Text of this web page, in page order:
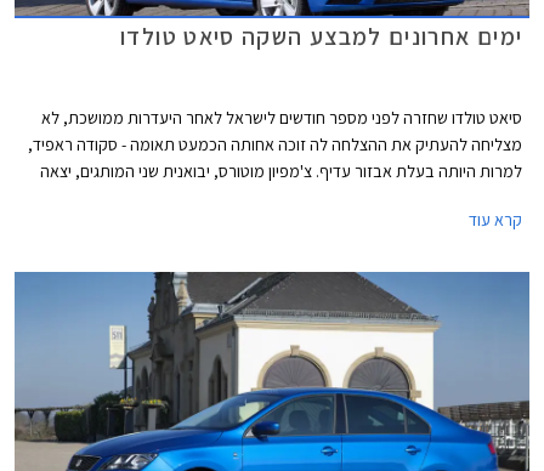
ימים אחרונים למבצע השקה סיאט טולדו
סיאט טולדו שחזרה לפני מספר חודשים לישראל לאחר היעדרות ממושכת, לא
מצליחה להעתיק את ההצלחה לה זוכה אחותה הכמעט תאומה - סקודה ראפיד,
למרות היותה בעלת אבזור עדיף. צ'מפיון מוטורס, יבואנית שני המותגים, יצאה
של הראפיד. בתחילת חודש ינואר יעלה מחירה של הטולדו ל- 112,900 ₪.
קרא עוד